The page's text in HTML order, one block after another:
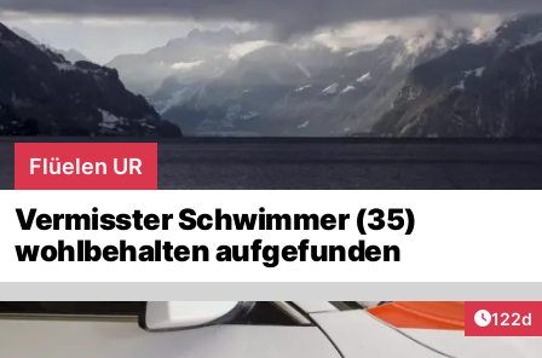
Flüelen UR
Vermisster Schwimmer (35)
wohlbehalten aufgefunden
122d